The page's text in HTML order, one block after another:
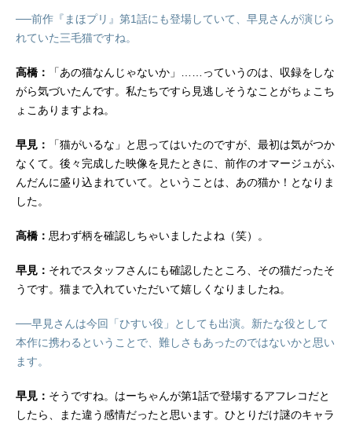
──前作『まほプリ』第1話にも登場していて、早見さんが演じら
れていた三毛猫ですね。
高橋：
「あの猫なんじゃないか」……っていうのは、収録をしな
がら気づいたんです。私たちですら見逃しそうなことがちょこち
ょこありますよね。
早見：
「猫がいるな」と思ってはいたのですが、最初は気がつか
なくて。後々完成した映像を見たときに、前作のオマージュがふ
んだんに盛り込まれていて。ということは、あの猫か！となりま
した。
高橋： 思わず柄を確認しちゃいましたよね（笑）。
早見： それでスタッフさんにも確認したところ、その猫だったそ
うです。猫まで入れていただいて嬉しくなりましたね。
──早見さんは今回「ひすい役」としても出演。新たな役として
本作に携わるということで、難しさもあったのではないかと思い
ます。
早見： そうですね。はーちゃんが第1話で登場するアフレコだと
したら、また違う感情だったと思います。ひとりだけ謎のキャラ